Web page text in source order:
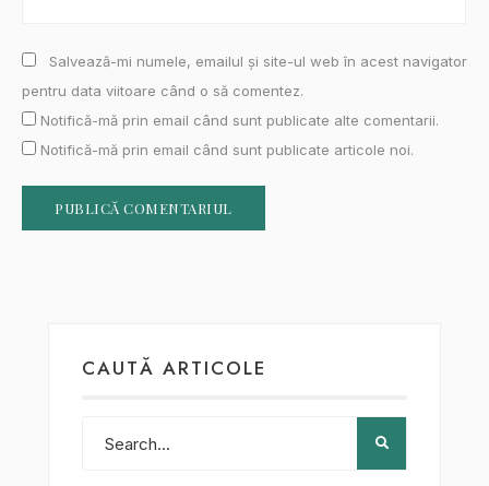
Salvează-mi numele, emailul și site-ul web în acest navigator
pentru data viitoare când o să comentez.
Notifică-mă prin email când sunt publicate alte comentarii.
Notifică-mă prin email când sunt publicate articole noi.
CAUTĂ ARTICOLE